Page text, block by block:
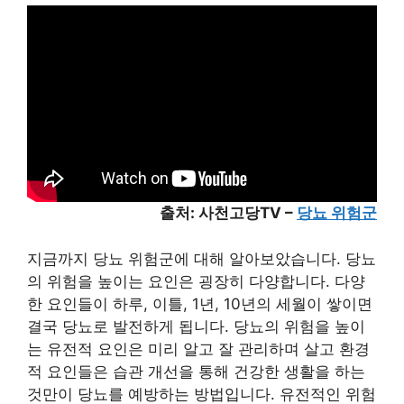
출처: 사천고당TV – 당뇨 위험군
지금까지 당뇨 위험군에 대해 알아보았습니다. 당뇨
의 위험을 높이는 요인은 굉장히 다양합니다. 다양
한 요인들이 하루, 이틀, 1년, 10년의 세월이 쌓이면
결국 당뇨로 발전하게 됩니다. 당뇨의 위험을 높이
는 유전적 요인은 미리 알고 잘 관리하며 살고 환경
적 요인들은 습관 개선을 통해 건강한 생활을 하는
것만이 당뇨를 예방하는 방법입니다. 유전적인 위험